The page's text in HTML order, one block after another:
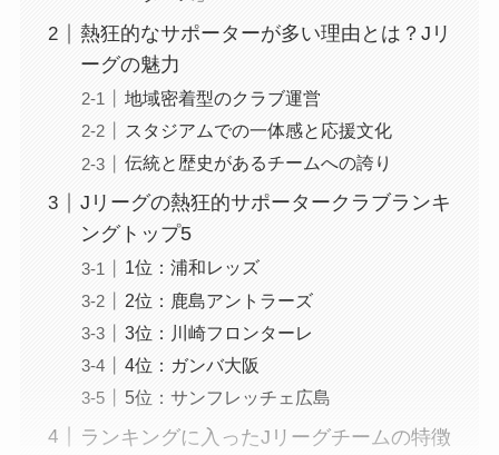
熱狂的なサポーターが多い理由とは？Jリ
ーグの魅力
地域密着型のクラブ運営
スタジアムでの一体感と応援文化
伝統と歴史があるチームへの誇り
Jリーグの熱狂的サポータークラブランキ
ングトップ5
1位：浦和レッズ
2位：鹿島アントラーズ
3位：川崎フロンターレ
4位：ガンバ大阪
5位：サンフレッチェ広島
ランキングに入ったJリーグチームの特徴